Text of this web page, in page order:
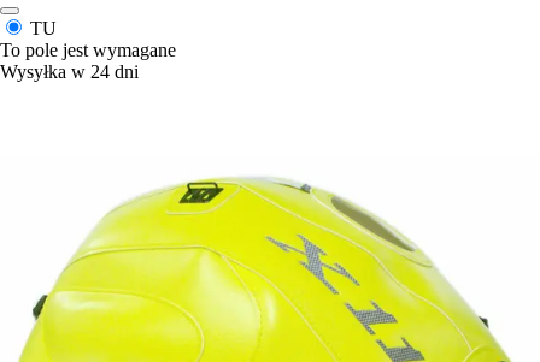
TU
To pole jest wymagane
Wysyłka w 24 dni